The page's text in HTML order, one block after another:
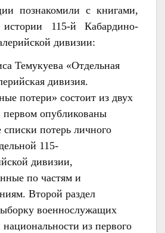
познакомили с книгами,
истории 115-й Кабардино-
дивизии:
Темукуева «Отдельная
дивизия.
потери» состоит из двух
первом опубликованы
потерь личного
115-
дивизии,
по частям и
Второй раздел
военнослужащих
национальности из первого